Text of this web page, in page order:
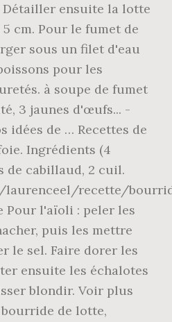
Détailler ensuite la lotte
cm. Pour le fumet de
sous un filet d'eau
pour les
à soupe de fumet
3 jaunes d'œufs... -
idées de … Recettes de
Ingrédients (4
de cabillaud, 2 cuil.
laurenceel/recette/
Pour l'aïoli : peler les
puis les mettre
le sel. Faire dorer les
ensuite les échalotes
blondir. Voir plus
de lotte,